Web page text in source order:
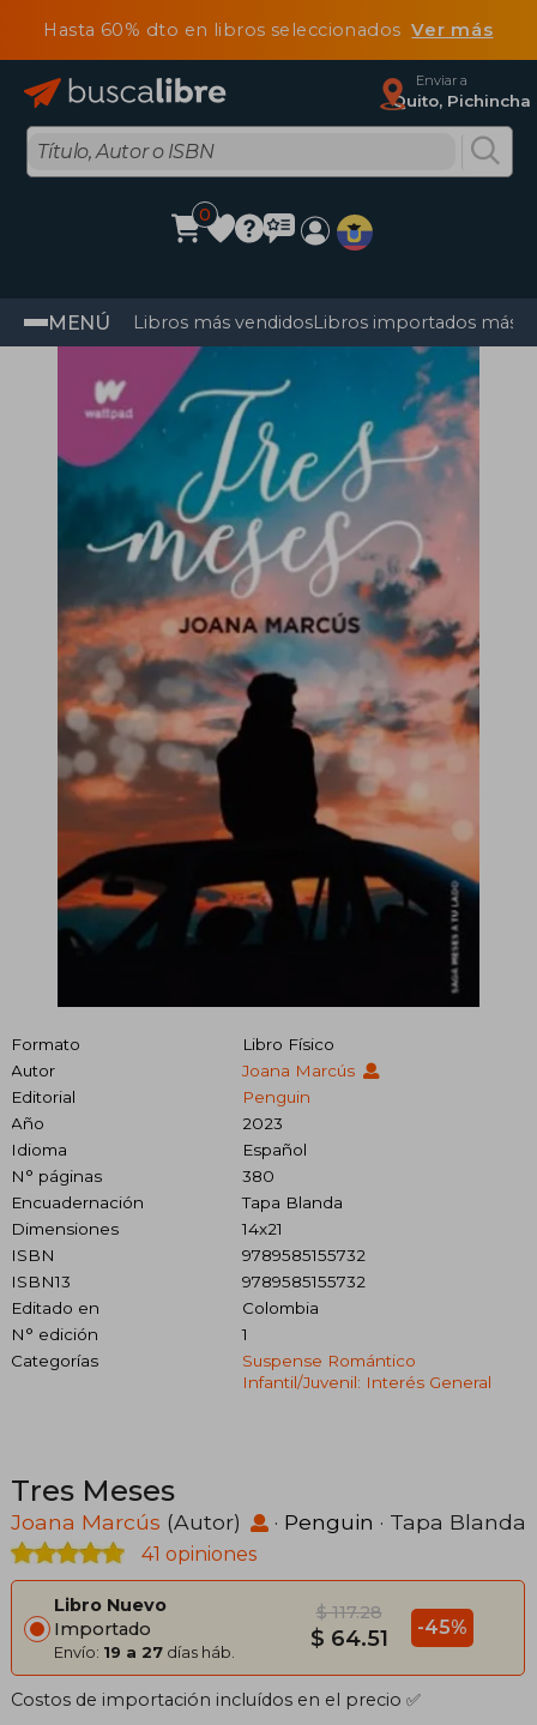
Hasta 60% dto en libros seleccionadosVer más
Enviar a
Quito, Pichincha
0
MENÚ Libros más vendidosLibros importados más
Formato
Libro Físico
Autor
Joana Marcús
Editorial
Penguin
Año
2023
Idioma
Español
N° páginas
380
Encuadernación
Tapa Blanda
Dimensiones
14x21
ISBN
9789585155732
ISBN13
9789585155732
Editado en
Colombia
N° edición
1
Categorías
Suspense Romántico
Infantil/juvenil: Interés General
Tres Meses
Joana Marcús (Autor) · Penguin · Tapa Blanda
41 opiniones
Libro Nuevo
Importado
Envío: 19 a 27 días háb.
$ 117.28
$ 64.51 -45%
Costos de importación incluídos en el precio ✅